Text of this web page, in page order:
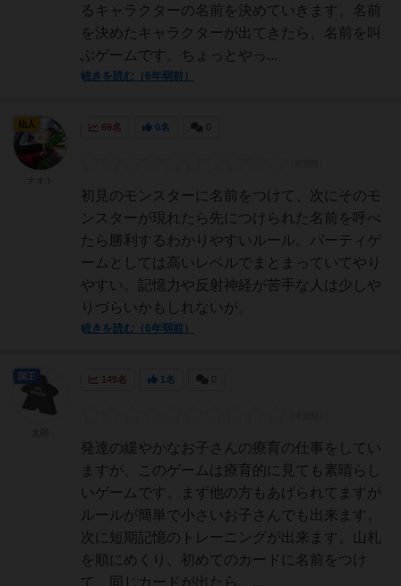
るキャラクターの名前を決めていきます。名前
を決めたキャラクターが出てきたら、名前を叫
ぶゲームです。ちょっとやっ...
続きを読む（6年弱前）
69名 0名
初見のモンスターに名前をつけて、次にそのモ
ンスターが現れたら先につけられた名前を呼べ
たら勝利するわかりやすいルール。パーティゲ
ームとしては高いレベルでまとまっていてやり
やすい。記憶力や反射神経が苦手な人は少しや
りづらいかもしれないが。
続きを読む（6年弱前）
仙人
149名 1名
発達の緩やかなお子さんの療育の仕事をしてい
ますが、このゲームは療育的に見ても素晴らし
いゲームです。まず他の方もあげられてますが
ルールが簡単で小さいお子さんでも出来ます。
次に短期記憶のトレーニングが出来ます。山札
を順にめくり、初めてのカードに名前をつけ
て、同じカードが出たら、...
国王